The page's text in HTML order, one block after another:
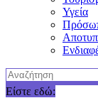
Υγεία
Είστε εδώ: